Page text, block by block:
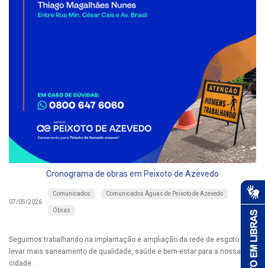
Cronograma de obras em Peixoto de Azevedo
07/05/2026
Comunicados Comunicados Águas de Peixoto de Azevedo
Obras
Seguimos trabalhando na implantação e ampliação da rede de esgoto para
levar mais saneamento de qualidade, saúde e bem-estar para a nossa
cidade.